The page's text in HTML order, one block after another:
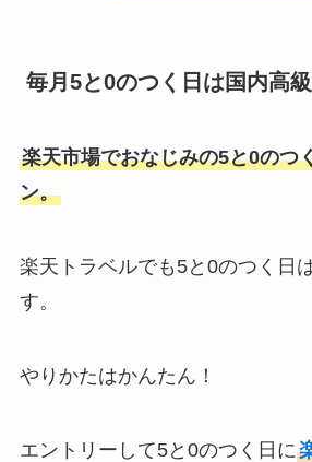
毎月5と0のつく日は国内高
楽天市場でおなじみの5と0のつ
ン。
楽天トラベルでも5と0のつく日
す。
やりかたはかんたん！
エントリーして5と0のつく日に